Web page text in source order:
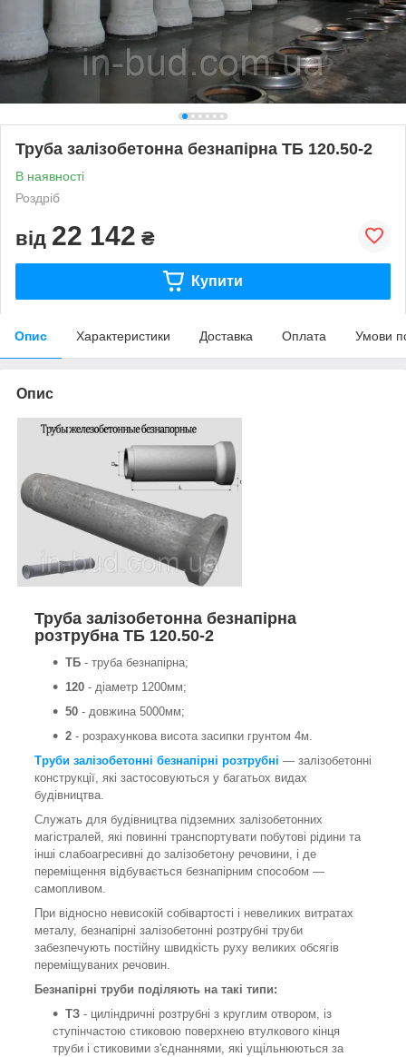
Труба залізобетонна безнапірна ТБ 120.50-2
В наявності
Роздріб
від 22 142 ₴
Купити
Опис Характеристики Доставка Оплата Умови
Опис
Труба залізобетонна безнапірна
розтрубна ТБ 120.50-2
ТБ - труба безнапірна;
120 - діаметр 1200мм;
50 - довжина 5000мм;
2 - розрахункова висота засипки грунтом 4м.
Труби залізобетонні безнапірні розтрубні — залізобетонні
конструкції, які застосовуються у багатьох видах
будівництва.
Служать для будівництва підземних залізобетонних
магістралей, які повинні транспортувати побутові рідини та
інші слабоагресивні до залізобетону речовини, і де
переміщення відбувається безнапірним способом —
самопливом.
При відносно невисокій собівартості і невеликих витратах
металу, безнапірні залізобетонні розтрубні труби
забезпечують постійну швидкість руху великих обсягів
переміщуваних речовин.
Безнапірні труби поділяють на такі типи:
ТЗ - циліндричні розтрубні з круглим отвором, із
ступінчастою стиковою поверхнею втулкового кінця
труби і стиковими з'єднаннями, які ущільнюються за